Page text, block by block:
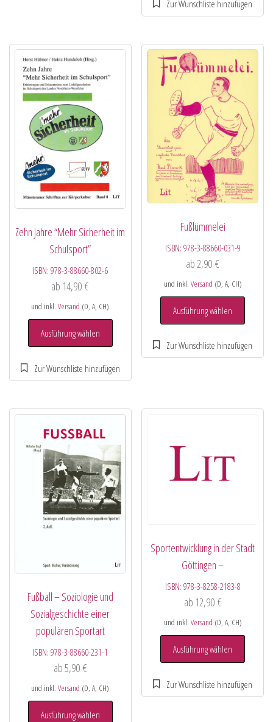
Zehn Jahre “Mehr Sicherheit im
Schulsport”
ISBN:978-3-88660-802-6
ab 14,90€
und inkl.Versand (D, A, CH)
Ausführung wählen
Fußlümmelei
ISBN: 978-3-88660-031-9
ab2,90€
und inkl. Versand (D, A, CH)
Ausführung wählen
Fußball – Soziologie und
Sozialgeschichte einer
populären Sportart
ISBN:978-3-88660-231-1
ab5,90 €
und inkl.Versand (D, A, CH)
Ausführung wählen
Sportentwicklung in der Stadt
Göttingen –
ISBN: 978-3-8258-2183-8
ab 12,90 €
und inkl. Versand (D, A, CH)
Ausführung wählen